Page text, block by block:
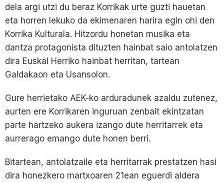
dela argi utzi du beraz Korrikak urte guzti hauetan
eta horren lekuko da ekimenaren harira egin ohi den
Korrika Kulturala. Hitzordu honetan musika eta
dantza protagonista dituzten hainbat saio antolatzen
dira Euskal Herriko hainbat herritan, tartean
Galdakaon eta Usansolon.
Gure herrietako AEK-ko arduradunek azaldu zutenez,
aurten ere Korrikaren inguruan zenbait ekintzatan
parte hartzeko aukera izango dute herritarrek eta
aurrerago emango dute honen berri.
Bitartean, antolatzaile eta herritarrak prestatzen hasi
dira honezkero martxoaren 21ean eguerdi aldera